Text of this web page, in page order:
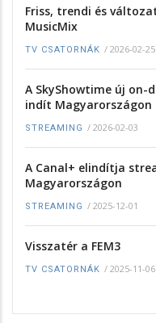
Friss, trendi és
MusicMix
TV CSATORNÁK / 2026-02-25
A SkyShowtime új
indít Magyarországon
STREAMING / 2026-02-03
A Canal+ elindítja
Magyarországon
STREAMING / 2025-12-01
Visszatér a FEM3
TV CSATORNÁK / 2025-11-06